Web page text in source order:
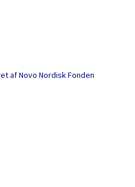
af Novo Nordisk Fonden